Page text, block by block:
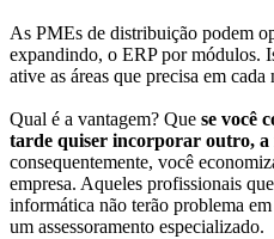
As PMEs de distribuição podem
expandindo, o ERP por módulos.
ative as áreas que precisa em cada
Qual é a vantagem? Que se você
tarde quiser incorporar outro, a
consequentemente, você
empresa. Aqueles profissionais
informática não terão problema
um assessoramento especializado.